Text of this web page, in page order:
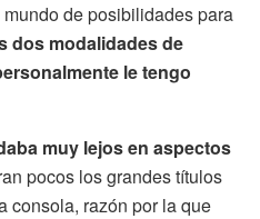
de posibilidades para
dos modalidades de
le tengo
muy lejos en aspectos
pocos los grandes títulos
consola, razón por la que